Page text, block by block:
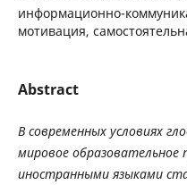
информационно-
мотивация,
Abstract
В современных условиях
мировое образовательное
иностранными языками